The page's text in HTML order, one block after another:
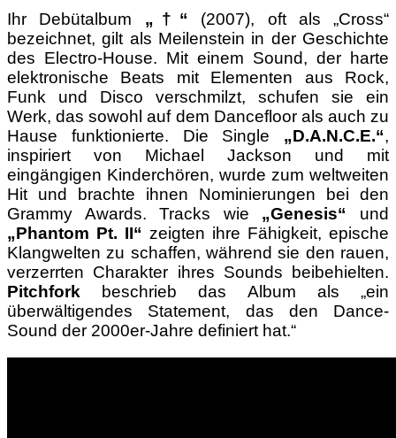
Ihr Debütalbum „†“ (2007), oft als „Cross“
bezeichnet, gilt als Meilenstein in der Geschichte
des Electro-House. Mit einem Sound, der harte
elektronische Beats mit Elementen aus Rock,
Funk und Disco verschmilzt, schufen sie ein
Werk, das sowohl auf dem Dancefloor als auch zu
Hause funktionierte. Die Single „D.A.N.C.E.“,
inspiriert von Michael Jackson und mit
eingängigen Kinderchören, wurde zum weltweiten
Hit und brachte ihnen Nominierungen bei den
Grammy Awards. Tracks wie „Genesis“
und
„Phantom Pt. II“ zeigten ihre Fähigkeit, epische
Klangwelten zu schaffen, während sie den rauen,
verzerrten Charakter ihres Sounds beibehielten.
Pitchfork beschrieb das Album als „ein
überwältigendes Statement, das den Dance-
Sound der 2000er-Jahre definiert hat.“